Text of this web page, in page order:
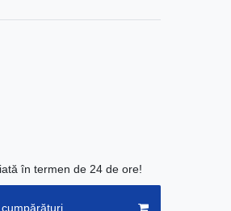
în termen de 24 de ore!